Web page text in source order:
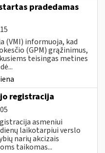
pradedamas
(VMI) informuoja, kad
(GPM) grąžinimus,
teisingas metines
registracija
asmeniui
laikotarpiui verslo
narių akcizais
taikomas...